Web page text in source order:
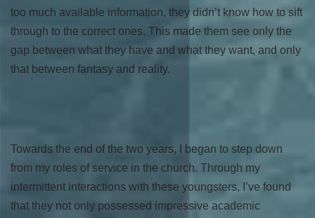
too much available information, they didn’t know how to sift
through to the correct ones. This made them see only the
gap between what they have and what they want, and only
that between fantasy and reality.
Towards the end of the two years, I began to step down
from my roles of service in the church. Through my
intermittent interactions with these youngsters, I’ve found
that they not only possessed impressive academic